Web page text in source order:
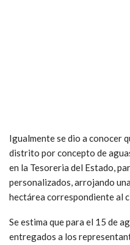
Igualmente se dio a conocer
distrito por concepto de
en la Tesoreria del Estado,
personalizados, arrojando
hectárea correspondiente al
Se estima que para el 15 de
entregados a los